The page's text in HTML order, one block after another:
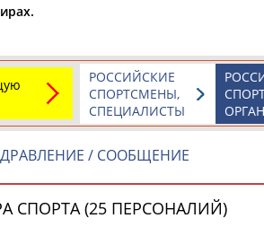
Дмитрий
Тамилла
АБАСОВА
Аделя
АБДРАХМАНОВА
Андрей
АБДУВАЛИЕВ
РОССИЙСКИЕ
СПОРТСМЕНЫ,
СПЕЦИАЛИСТЫ
/ СООБЩЕНИЕ
СПОРТА (25 ПЕРСОНАЛИЙ)